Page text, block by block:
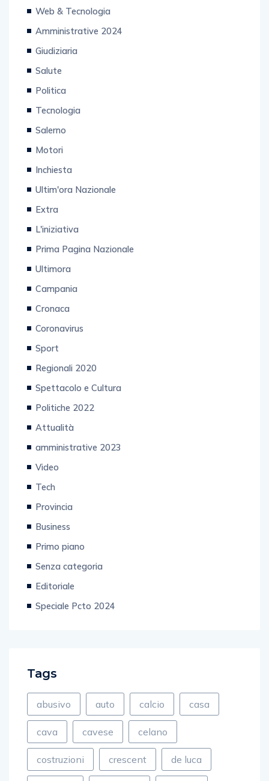
Amministrative 2024
Giudiziaria
Salute
Politica
Tecnologia
Salerno
Motori
Inchiesta
Ultim'ora Nazionale
Extra
L'iniziativa
Prima Pagina Nazionale
Ultimora
Campania
Cronaca
Coronavirus
Sport
Regionali 2020
Spettacolo e Cultura
Politiche 2022
Attualità
amministrative 2023
Video
Tech
Provincia
Business
Primo piano
Senza categoria
Editoriale
Speciale Pcto 2024
abusivo auto calcio casa
cava cavese celano
costruzioni crescent de luca
direttore discoteca fiamme